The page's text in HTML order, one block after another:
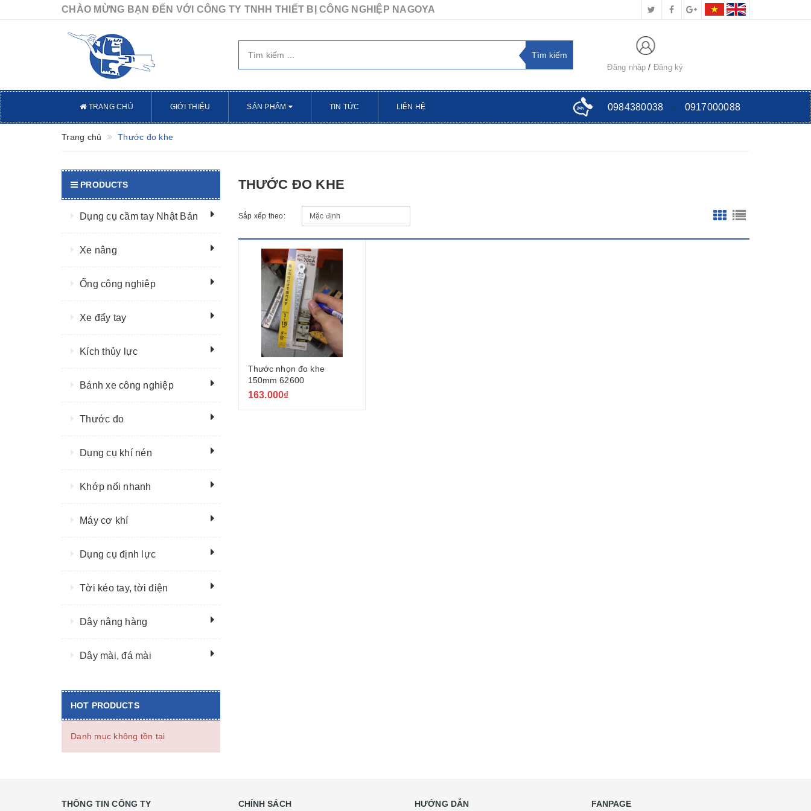
CHÀO MỪNG BẠN ĐẾN VỚI CÔNG TY TNHH THIẾT BỊ CÔNG NGHIỆP NAGOYA
Đăng nhập Đăng ký
TRANG CHỦ GIỚI THIỆU SẢN PHẨM TIN TỨC LIÊN HỆ 0984380038 - 0917000088
Trang chủ Thước đo khe
THƯỚC ĐO KHE
Sắp xếp theo:
Thước nhọn đo khe
150mm 62600
163.000₫
PRODUCTS
Dụng cụ cầm tay Nhật Bản
Xe nâng
Ống công nghiêp
Xe đẩy tay
Kích thủy lực
Bánh xe công nghiệp
Thước đo
Dụng cụ khí nén
Khớp nối nhanh
Máy cơ khí
Dụng cụ định lực
Tời kéo tay, tời điện
Dây nâng hàng
Dây mài, đá mài
HOT PRODUCTS
Danh mục không tồn tại
THÔNG TIN CÔNG TY CHÍNH SÁCH HƯỚNG DẪN FANPAGE